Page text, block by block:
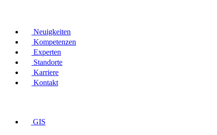
Neuigkeiten
Kompetenzen
Experten
Standorte
Karriere
Kontakt
GIS